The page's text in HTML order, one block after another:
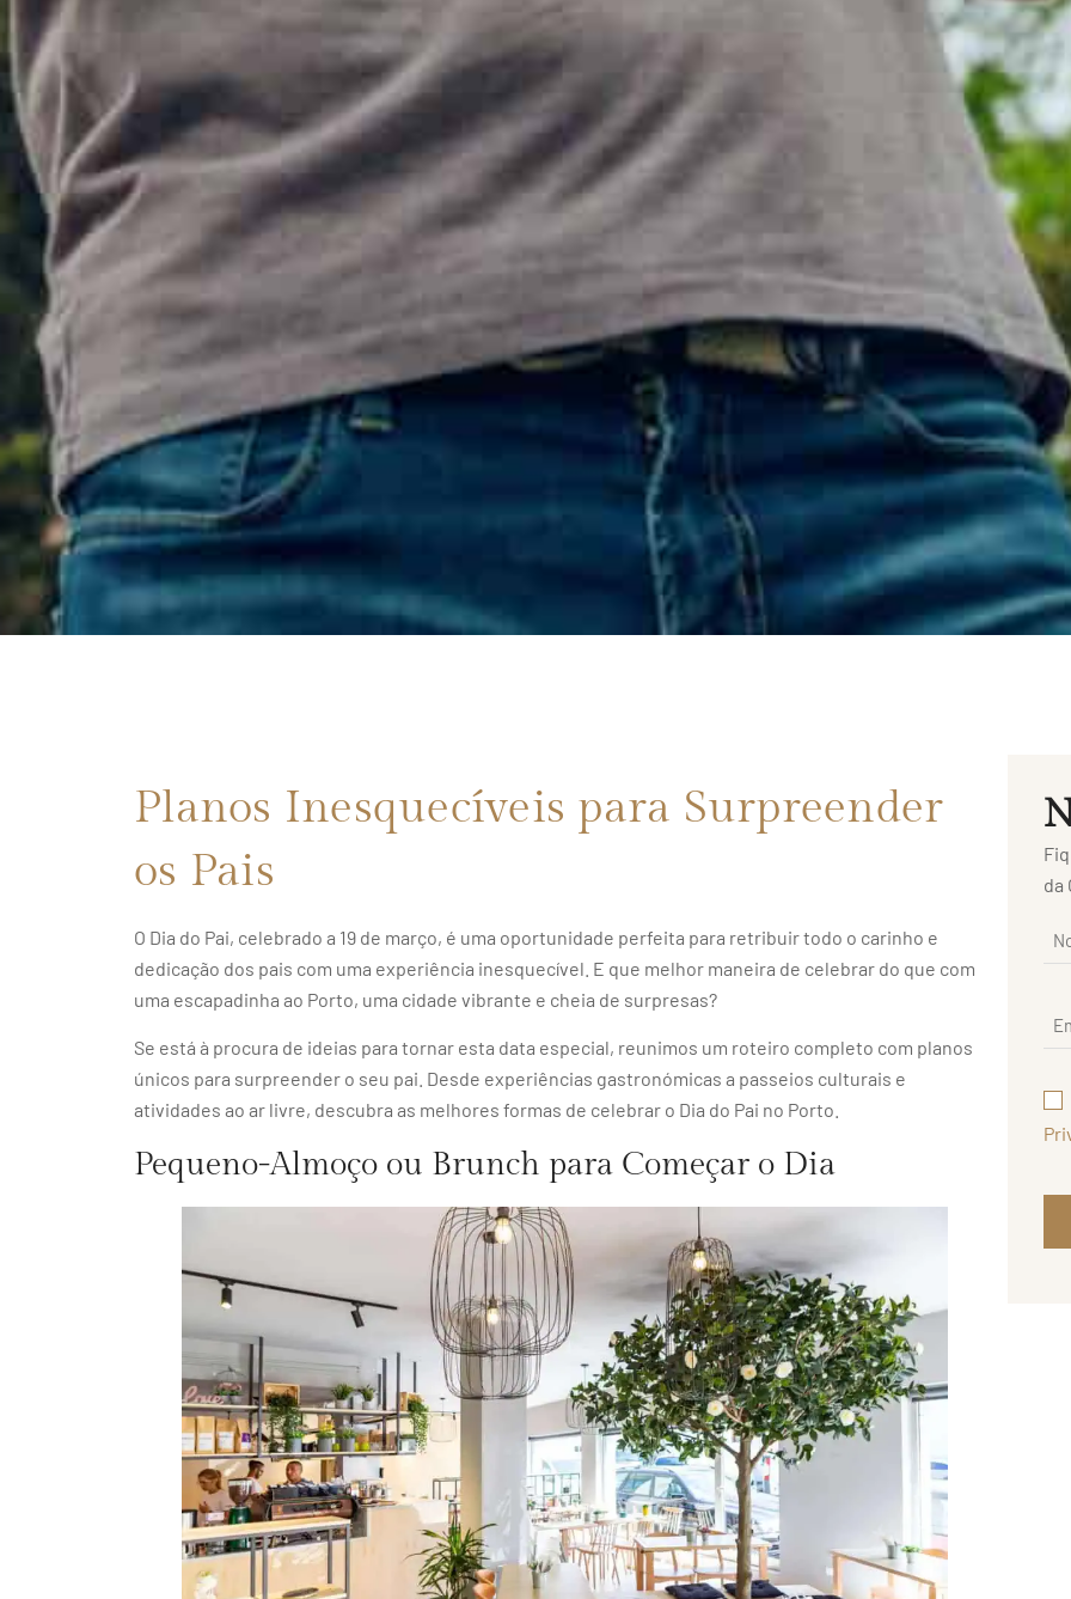
Planos Inesquecíveis para Surpreender
os Pais
O Dia do Pai, celebrado a 19 de março, é uma oportunidade perfeita para retribuir todo o carinho e
dedicação dos pais com uma experiência inesquecível. E que melhor maneira de celebrar do que com
uma escapadinha ao Porto, uma cidade vibrante e cheia de surpresas?
Se está à procura de ideias para tornar esta data especial, reunimos um roteiro completo com planos
únicos para surpreender o seu pai. Desde experiências gastronómicas a passeios culturais e
atividades ao ar livre, descubra as melhores formas de celebrar o Dia do Pai no Porto.
Pequeno-Almoço ou Brunch para Começar o Dia
da